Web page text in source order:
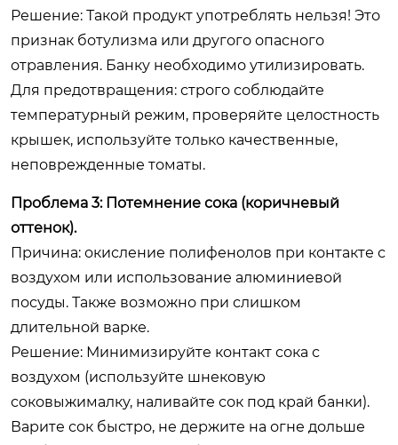
Решение: Такой продукт употреблять нельзя! Это
признак ботулизма или другого опасного
отравления. Банку необходимо утилизировать.
Для предотвращения: строго соблюдайте
температурный режим, проверяйте целостность
крышек, используйте только качественные,
неповрежденные томаты.
Проблема 3: Потемнение сока (коричневый
оттенок).
Причина: окисление полифенолов при контакте с
воздухом или использование алюминиевой
посуды. Также возможно при слишком
длительной варке.
Решение: Минимизируйте контакт сока с
воздухом (используйте шнековую
соковыжималку, наливайте сок под край банки).
Варите сок быстро, не держите на огне дольше